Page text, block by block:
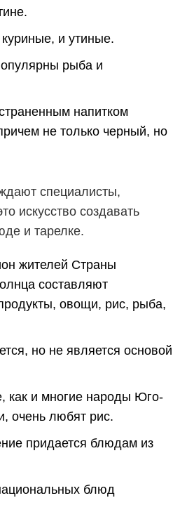
и утиные.
рыба и
напитком
не только черный, но
специалисты,
искусство создавать
и тарелке.
жителей Страны
составляют
овощи, рис, рыба,
но не является основой
как и многие народы Юго-
очень любят рис.
придается блюдам из
блюд